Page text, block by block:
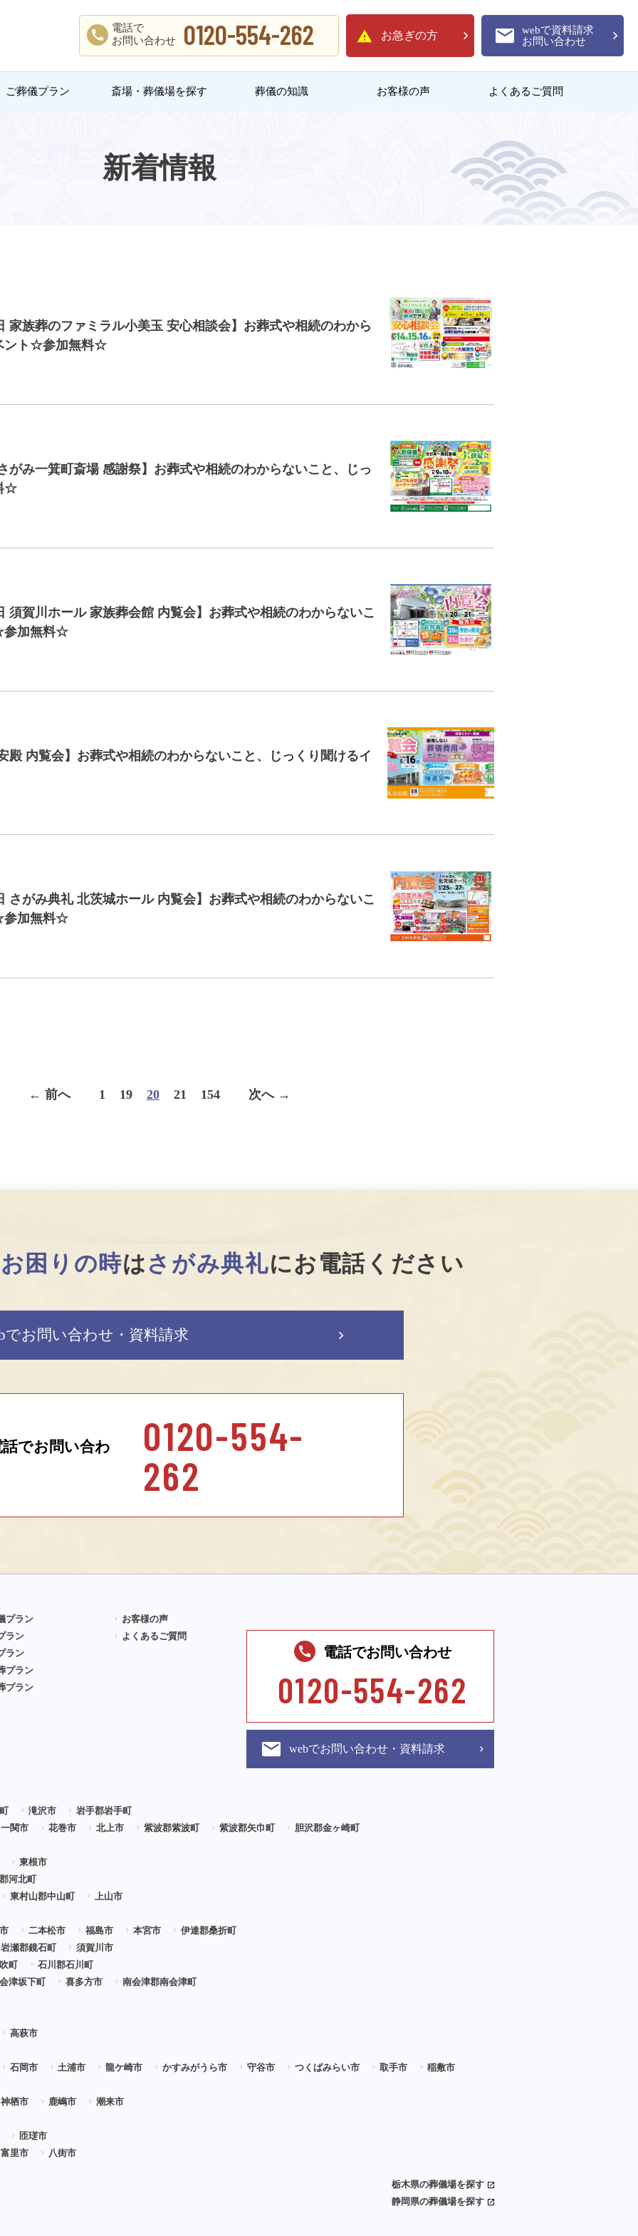
電話で
お問い合わせ
0120-554-262 お急ぎの方
webで資料請求
お問い合わせ
ご葬儀プラン 斎場・葬儀場を探す 葬儀の知識 お客様の声 よくあるご質問
新着情報
家族葬のファミラル小美玉 安心相談会】お葬式や相続のわから
ント☆参加無料☆
がみ一箕町斎場 感謝祭】お葬式や相続のわからないこと、じっ
☆
須賀川ホール 家族葬会館 内覧会】お葬式や相続のわからないこ
参加無料☆
殿 内覧会】お葬式や相続のわからないこと、じっくり聞けるイ
さがみ典礼 北茨城ホール 内覧会】お葬式や相続のわからないこ
参加無料☆
← 前へ 1 19 20 21 154 次へ →
お困りの時はさがみ典礼にお電話ください
でお問い合わせ・資料請求
でお問い合わ
0120-554-
262
プラン
ラン
ラン
プラン
プラン
お客様の声
よくあるご質問
電話でお問い合わせ
0120-554-262
webでお問い合わせ・資料請求
滝沢市
岩手郡岩手町
一関市
花巻市 北上市 紫波郡紫波町 紫波郡矢巾町 胆沢郡金ヶ崎町
東根市
河北町
東村山郡中山町
上山市
二本松市 福島市 本宮市
伊達郡桑折町
岩瀬郡鏡石町
須賀川市
町
石川郡石川町
津坂下町
喜多方市 南会津郡南会津町
高萩市
石岡市 土浦市 龍ケ崎市 かすみがうら市 守谷市 つくばみらい市 取手市 稲敷市
神栖市 鹿嶋市 潮来市
匝瑳市
富里市
八街市
栃木県の葬儀場を探す
静岡県の葬儀場を探す